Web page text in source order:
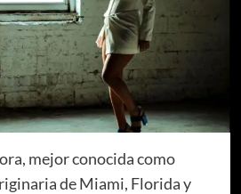
mejor conocida como
de Miami, Florida y